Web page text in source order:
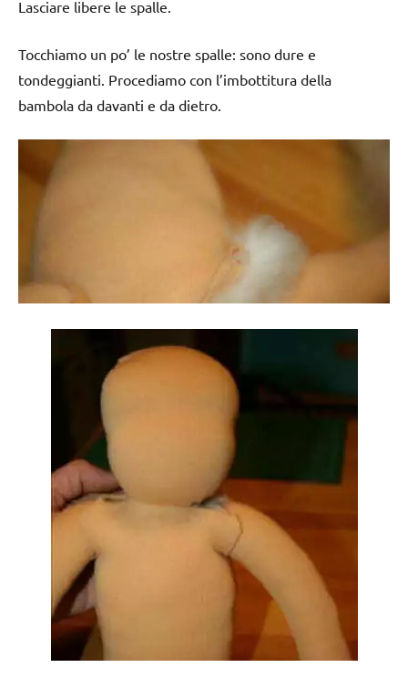
Lasciare libere le spalle.
Tocchiamo un po’ le nostre spalle: sono dure e
tondeggianti. Procediamo con l’imbottitura della
bambola da davanti e da dietro.